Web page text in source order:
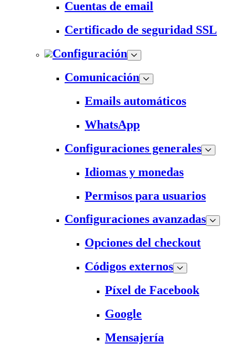
Cuentas de email
Certificado de seguridad SSL
Configuración
Comunicación
Emails automáticos
WhatsApp
Configuraciones generales
Idiomas y monedas
Permisos para usuarios
Configuraciones avanzadas
Opciones del checkout
Códigos externos
Píxel de Facebook
Google
Mensajería